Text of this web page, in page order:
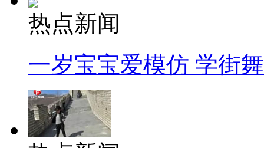
热点新闻
一岁宝宝爱模仿 学街